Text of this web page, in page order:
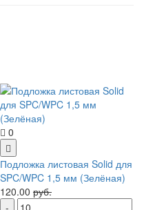
0
Подложка листовая Solid для
SPC/WPC 1,5 мм (Зелёная)
120.00 руб.